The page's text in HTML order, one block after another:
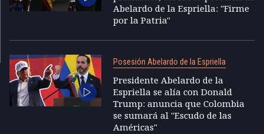
Abelardo de la Espriella: "Firme
por la Patria"
Posesión Abelardo de la Espriella
Presidente Abelardo de la
Espriella se alía con Donald
Trump: anuncia que Colombia
se sumará al "Escudo de las
Américas"